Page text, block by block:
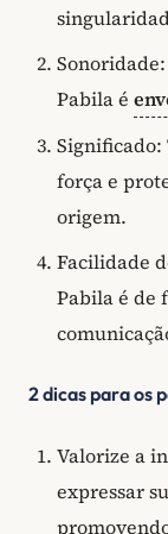
Pabila é
força e
origem.
Facilidade
Pabila é de
2 dicas para os
Valorize a
expressar